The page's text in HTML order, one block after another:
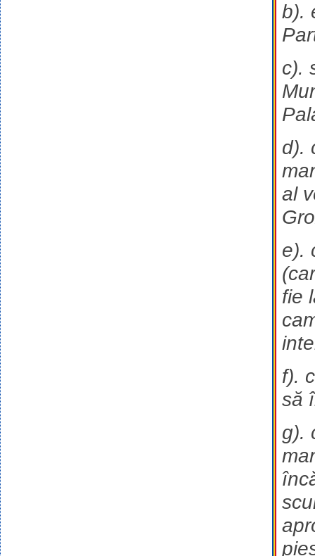
b).
c).
d).
al
e).
fie
f).
să
g).